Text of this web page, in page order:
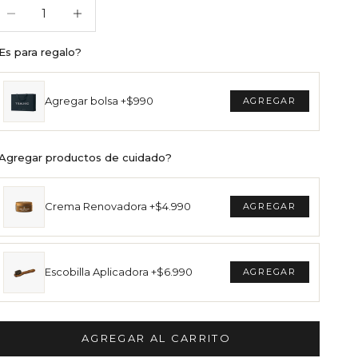
para regalo?
Agregar bolsa +$990
productos de cuidado?
Crema Renovadora +$4.990
Escobilla Aplicadora +$6.990
AGREGAR AL CARRITO